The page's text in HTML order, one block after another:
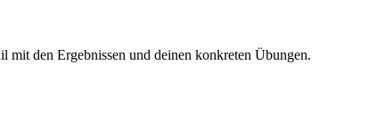
den Ergebnissen und deinen konkreten Übungen.